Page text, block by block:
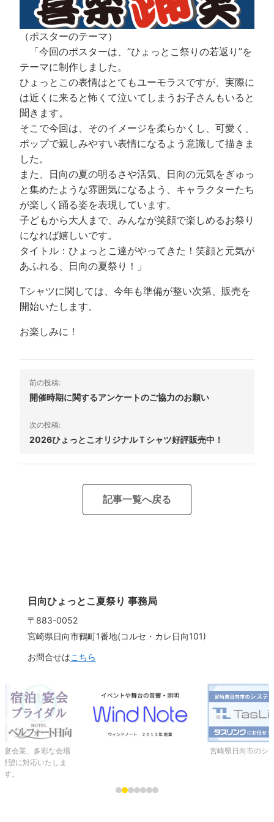
（ポスターのテーマ）
「今回のポスターは、”ひょっとこ祭りの若返り”を
テーマに制作しました。
ひょっとこの表情はとてもユーモラスですが、実際に
は近くに来ると怖くて泣いてしまうお子さんもいると
聞きます。
そこで今回は、そのイメージを柔らかくし、可愛く、
ポップで親しみやすい表情になるよう意識して描きま
した。
また、日向の夏の明るさや活気、日向の元気をぎゅっ
と集めたような雰囲気になるよう、キャラクターたち
が楽しく踊る姿を表現しています。
子どもから大人まで、みんなが笑顔で楽しめるお祭り
になれば嬉しいです。
タイトル：ひょっとこ達がやってきた！笑顔と元気が
あふれる、日向の夏祭り！」
Tシャツに関しては、今年も準備が整い次第、販売を
開始いたします。
お楽しみに！
投
稿
ナ
ビ
前の投稿:
開催時期に関するアンケートのご協力のお願い
次の投稿:
2026ひょっとこオリジナルＴシャツ好評販売中！
記事一覧へ戻る
日向ひょっとこ夏祭り 事務局
〒883-0052
宮崎県日向市鶴町1番地(コルセ・カレ日向101)
お問合せはこちら
宴会業、多彩な会場
望に対応いたしま
す。
宮崎県日向市のシ